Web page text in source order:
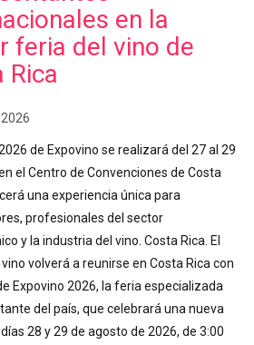
en la
feria del vino de
Rica
de Expovino se realizará del 27 al 29
el Centro de Convenciones de Costa
una experiencia única para
profesionales del sector
y la industria del vino. Costa Rica. El
volverá a reunirse en Costa Rica con
Expovino 2026, la feria especializada
del país, que celebrará una nueva
28 y 29 de agosto de 2026, de 3:00